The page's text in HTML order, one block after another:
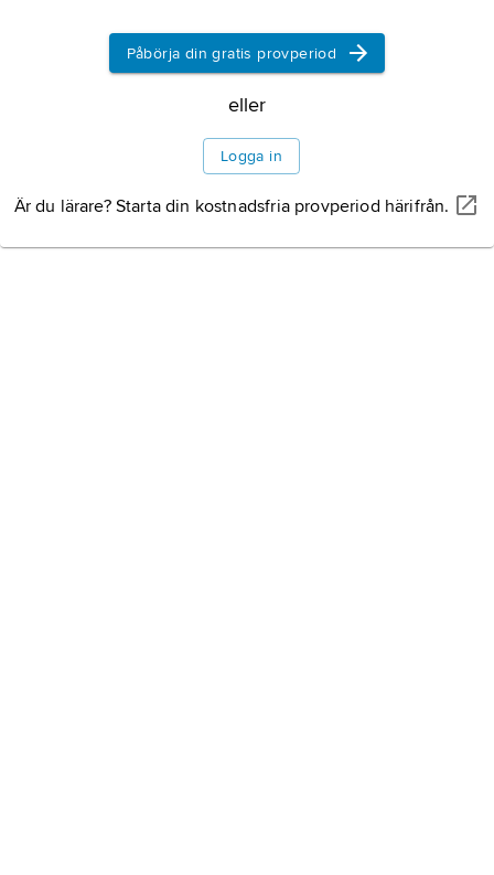
Påbörja din gratis provperiod
eller
Logga in
Är du lärare? Starta din kostnadsfria provperiod härifrån.